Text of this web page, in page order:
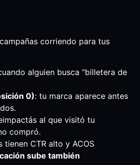
corriendo para tus
alguien busca “billetera de
0): tu marca aparece antes
al que visitó tu
compró.
tienen CTR alto y ACOS
sube también